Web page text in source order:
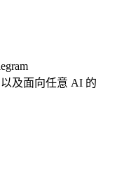
及面向任意 AI 的